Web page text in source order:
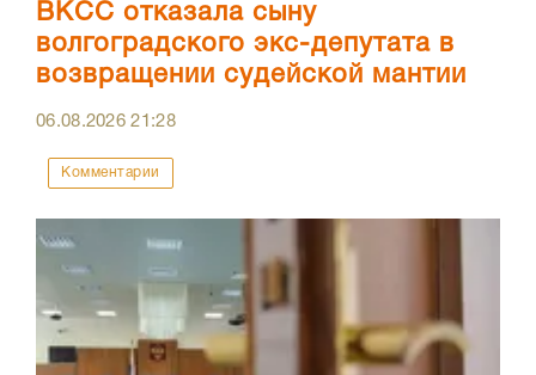
ВКСС отказала сыну
волгоградского экс-депутата в
возвращении судейской мантии
06.08.202621:28
Комментарии